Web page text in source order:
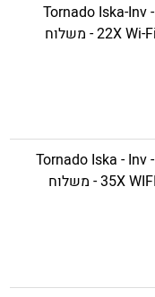
מזגן טורנדו עילי Tornado Iska-Inv -
22X Wi-Fi EU 18,084BTU - משלוח
מזגן טורנדו עילי Tornado Iska - Inv -
35X WIFI EU 27,978BTU - משלוח